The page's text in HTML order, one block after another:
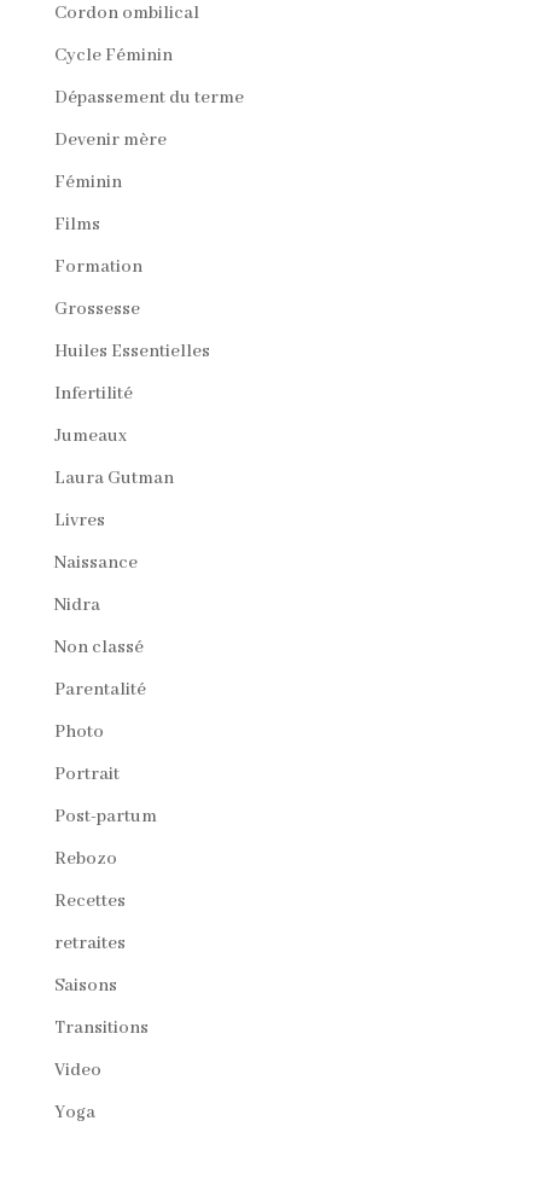
Cordon ombilical
Cycle Féminin
Dépassement du terme
Devenir mère
Féminin
Films
Formation
Grossesse
Huiles Essentielles
Infertilité
Jumeaux
Laura Gutman
Livres
Naissance
Nidra
Non classé
Parentalité
Photo
Portrait
Post-partum
Rebozo
Recettes
retraites
Saisons
Transitions
Video
Yoga